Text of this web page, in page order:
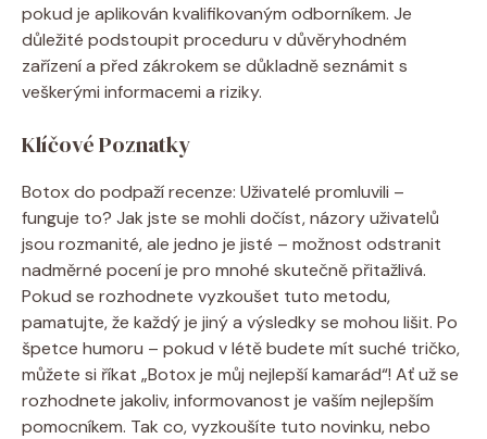
pokud je aplikován⁢ kvalifikovaným odborníkem. Je
důležité ‍podstoupit proceduru ‍v důvěryhodném
zařízení ​a před ⁤zákrokem se důkladně seznámit s
veškerými informacemi a riziky.
Klíčové ⁢Poznatky
Botox ⁤do podpaží ‌recenze: Uživatelé promluvili –
funguje to? Jak jste se mohli dočíst, ⁤názory uživatelů
‌jsou rozmanité, ale⁢ jedno je jisté – ⁤možnost odstranit
nadměrné pocení⁤ je‍ pro mnohé skutečně přitažlivá.
Pokud se⁢ rozhodnete vyzkoušet ⁤tuto⁣ metodu,
pamatujte, že každý ⁣je jiný a výsledky se ⁢mohou lišit. ​Po
špetce⁣ humoru – pokud v létě ​budete mít suché tričko,
můžete ‍si ‌říkat „Botox je můj nejlepší kamarád“! Ať už​ se
‌rozhodnete​ jakoliv, ⁣informovanost⁢ je​ vaším nejlepším
pomocníkem. Tak co, vyzkoušíte ⁣tuto​ novinku, nebo